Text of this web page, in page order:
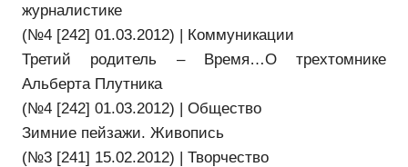
журналистике
(№4 [242] 01.03.2012) | Коммуникации
Третий родитель – Время…О трехтомнике
Альберта Плутника
(№4 [242] 01.03.2012) | Общество
Зимние пейзажи. Живопись
(№3 [241] 15.02.2012) | Творчество